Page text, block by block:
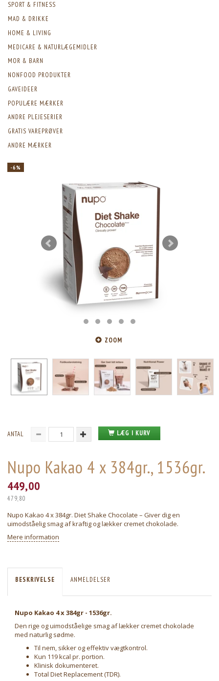
SPORT & FITNESS
MAD & DRIKKE
HOME & LIVING
MEDICARE & NATURLÆGEMIDLER
MOR & BARN
NONFOOD PRODUKTER
GAVEIDEER
POPULÆRE MÆRKER
ANDRE PLEJESERIER
GRATIS VAREPRØVER
ANDRE MÆRKER
-6%
ZOOM
ANTAL LÆG I KURV
Nupo Kakao 4 x 384gr., 1536gr.
449,00
479,80
Nupo Kakao 4 x 384gr. Diet Shake Chocolate – Giver dig en
uimodståelig smag af kraftig og lækker cremet chokolade.
Mere information
BESKRIVELSE ANMELDELSER
Nupo Kakao 4 x 384gr - 1536gr.
Den rige og uimodståelige smag af lækker cremet chokolade
med naturlig sødme.
Til nem, sikker og effektiv vægtkontrol.
Kun 119 kcal pr. portion.
Klinisk dokumenteret.
Total Diet Replacement (TDR).